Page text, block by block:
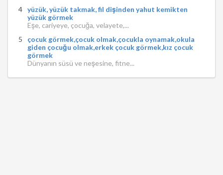
yüzük, yüzük takmak, fil dişinden yahut kemikten
yüzük görmek
Eşe, cariyeye, çocuğa, velayete,...
çocuk görmek,çocuk olmak,çocukla oynamak,okula
giden çocuğu olmak,erkek çocuk görmek,kız çocuk
görmek
Dünyanın süsü ve neşesine, fitne...